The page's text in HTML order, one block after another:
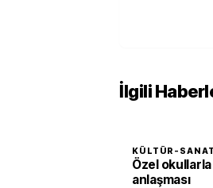
İlgili
KÜLTÜR-SANAT
Özel
anlaşması